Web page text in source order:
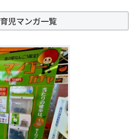
育児マンガ一覧